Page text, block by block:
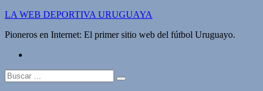
Saltar
contenido
LA WEB DEPORTIVA URUGUAYA
Pioneros en Internet: El primer sitio web del fútbol Uruguayo.
Buscar: